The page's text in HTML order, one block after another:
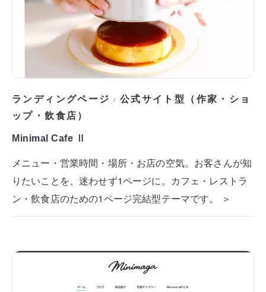
ランディングページ / 公式サイト型（作家・ショ
ップ・飲食店）
Minimal Cafe Ⅱ
メニュー・営業時間・場所・お店の空気。お客さんが知
りたいことを、迷わせず1ページに。カフェ・レストラ
ン・飲食店のための1ページ完結型テーマです。 ＞